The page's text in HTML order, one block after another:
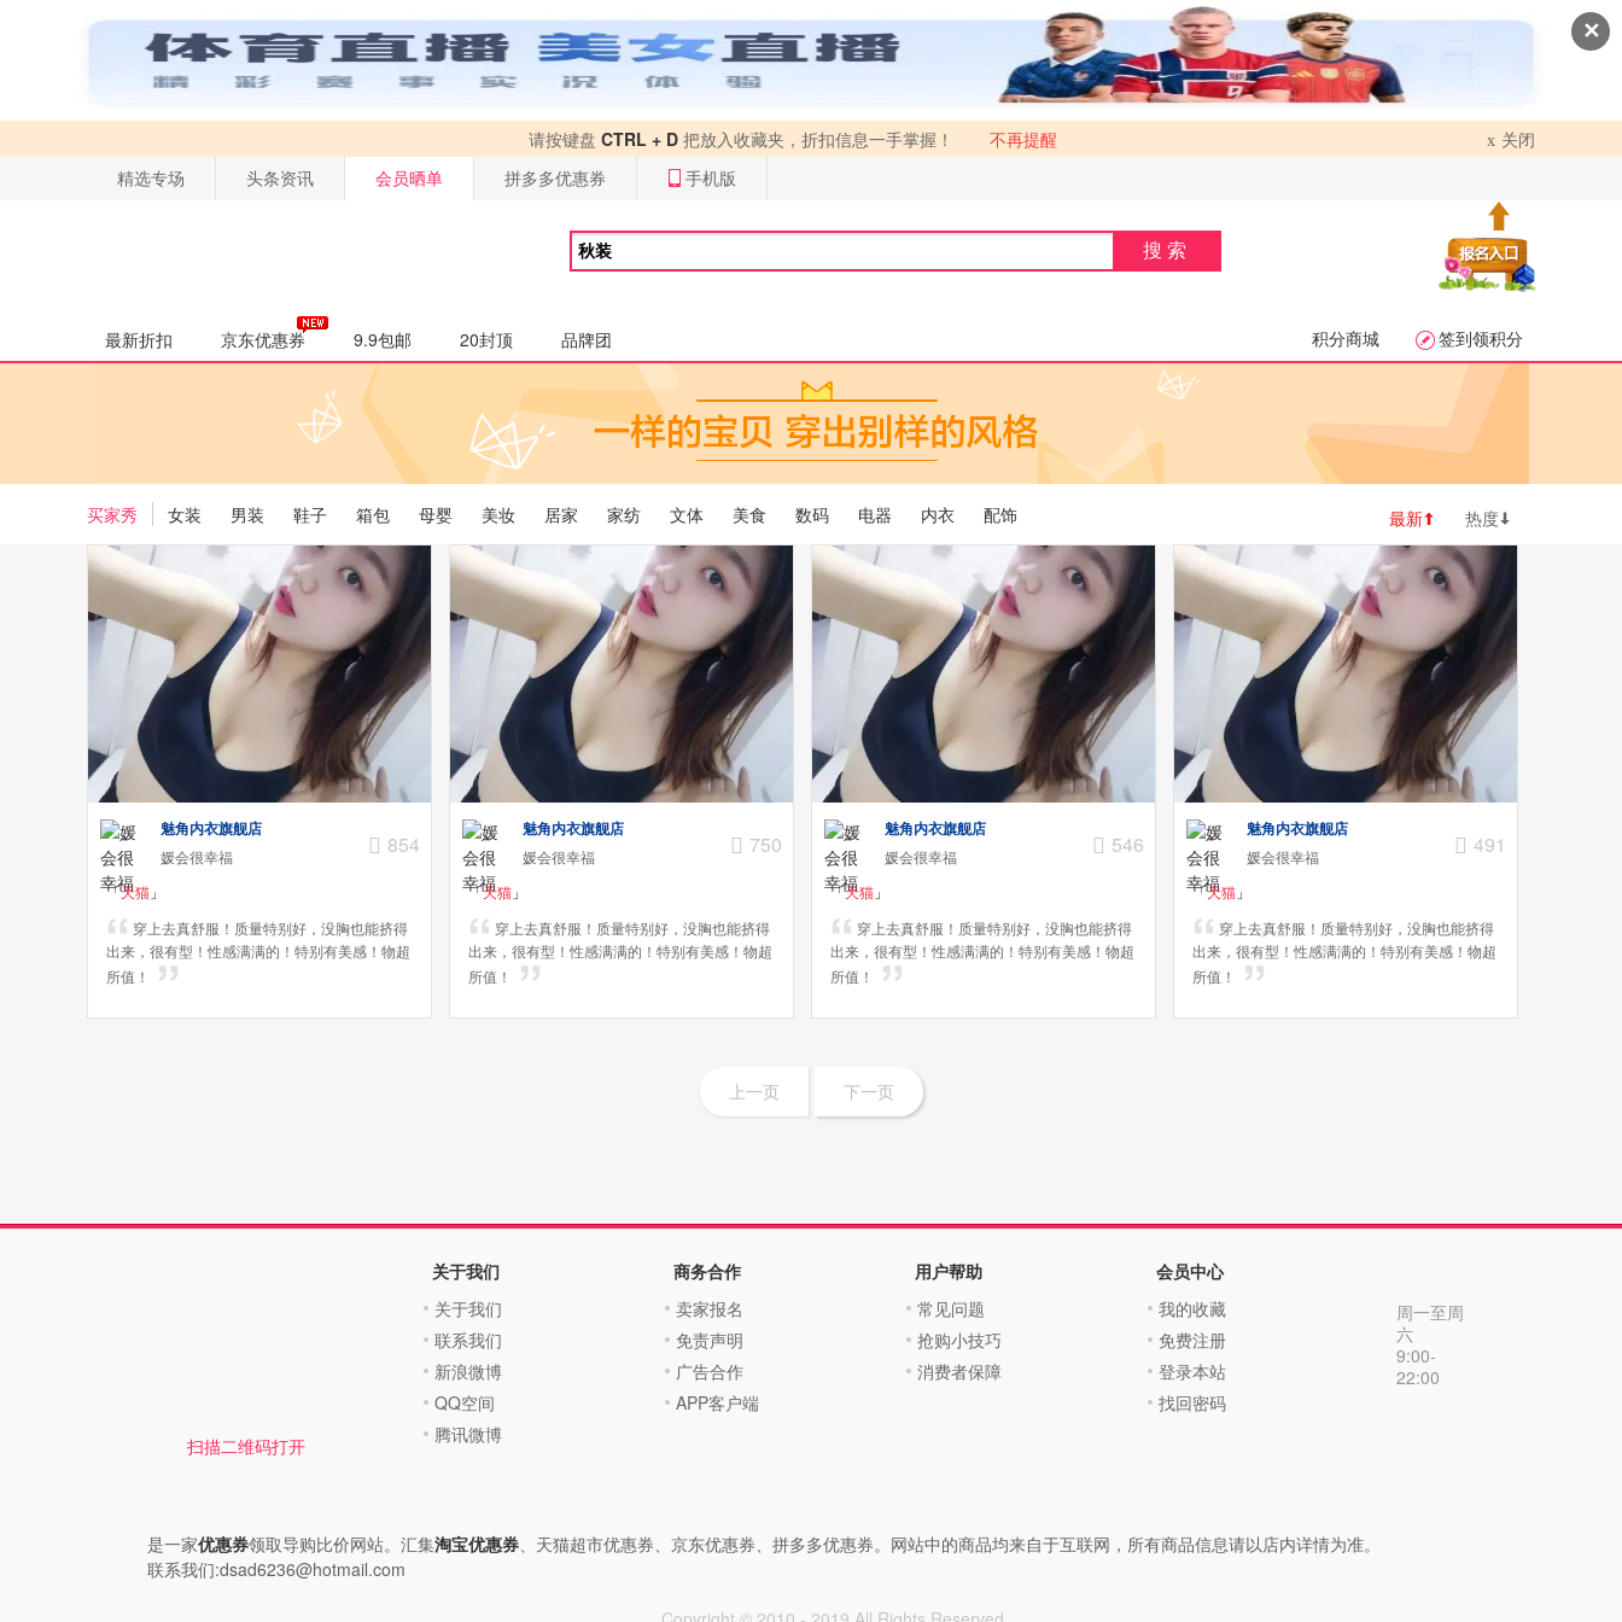
✕
请按键盘 CTRL + D 把放入收藏夹，折扣信息一手掌握！ 不再提醒 x 关闭
精选专场
头条资讯 会员晒单 拼多多优惠券 手机版
搜索
最新折扣 京东优惠券 9.9包邮 20封顶 品牌团 积分商城 签到领积分
买家秀 女装 男装 鞋子 箱包 母婴 美妆 居家 家纺 文体 美食 数码 电器 内衣 配饰 最新 热度
魅角内衣旗舰店
媛会很幸福 854
「天猫 」
穿上去真舒服！质量特别好，没胸也能挤得
出来，很有型！性感满满的！特别有美感！物超
所值！
魅角内衣旗舰店
媛会很幸福 750
「天猫 」
穿上去真舒服！质量特别好，没胸也能挤得
出来，很有型！性感满满的！特别有美感！物超
所值！
魅角内衣旗舰店
媛会很幸福 546
「天猫 」
穿上去真舒服！质量特别好，没胸也能挤得
出来，很有型！性感满满的！特别有美感！物超
所值！
魅角内衣旗舰店
媛会很幸福 491
「天猫 」
穿上去真舒服！质量特别好，没胸也能挤得
出来，很有型！性感满满的！特别有美感！物超
所值！
上一页 下一页
扫描二维码打开
关于我们
关于我们
联系我们
新浪微博
QQ空间
腾讯微博
商务合作
卖家报名
免责声明
广告合作
APP客户端
用户帮助
常见问题
抢购小技巧
消费者保障
会员中心
我的收藏
免费注册
登录本站
找回密码
周一至周
六
9:00-
22:00
是一家优惠券领取导购比价网站。汇集淘宝优惠券、天猫超市优惠券、京东优惠券、拼多多优惠券。网站中的商品均来自于互联网，所有商品信息请以店内详情为准。
联系我们:dsad6236@hotmail.com